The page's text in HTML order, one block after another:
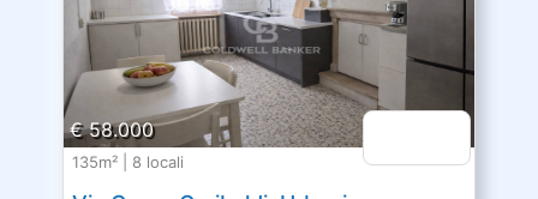
€ 58.000
135m² | 8 locali